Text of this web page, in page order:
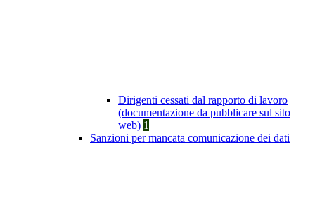
Dirigenti cessati dal rapporto di lavoro
(documentazione da pubblicare sul sito
web) 1
Sanzioni per mancata comunicazione dei dati